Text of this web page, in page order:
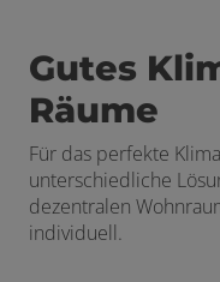
Gutes
Räume
Für das perfekte
unterschiedliche
dezentralen
individuell.